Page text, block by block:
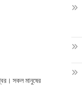
সকল মানুষের